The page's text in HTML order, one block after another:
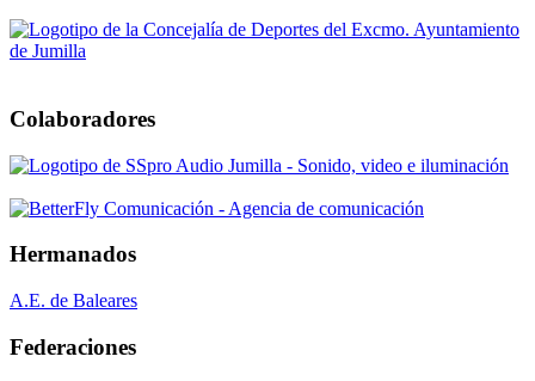
Colaboradores
Hermanados
A.E. de Baleares
Federaciones